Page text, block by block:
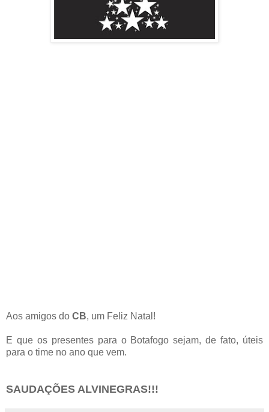
Aos amigos do CB, um Feliz Natal!
E que os presentes para o Botafogo sejam, de fato, úteis
para o time no ano que vem.
SAUDAÇÕES ALVINEGRAS!!!